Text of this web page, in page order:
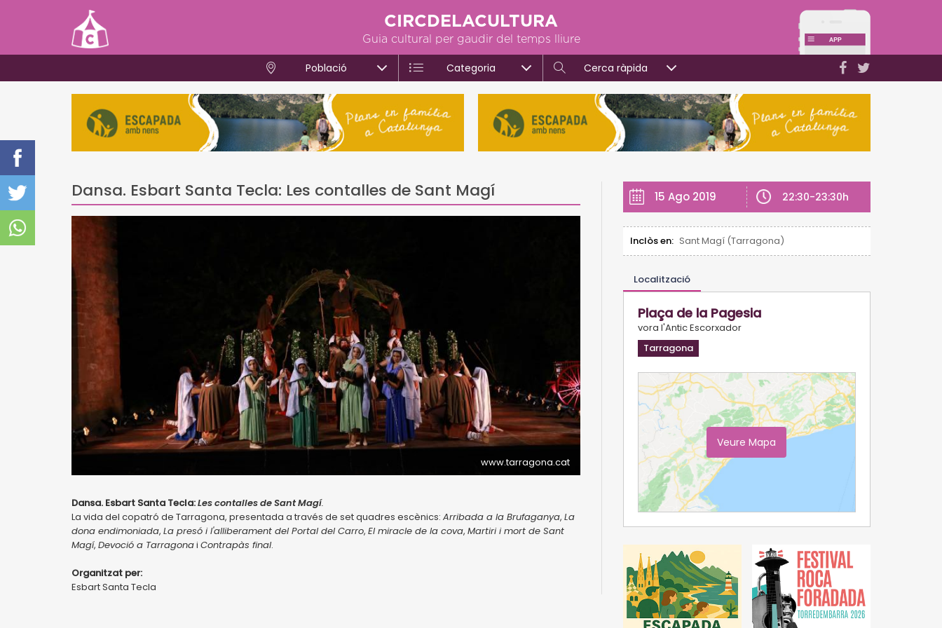
CIRCDELACULTURA
Guia cultural per gaudir del temps lliure
Població Categoria Cerca ràpida
Dansa. Esbart Santa Tecla: Les contalles de Sant Magí
www.tarragona.cat
Dansa. Esbart Santa Tecla:Les contalles de Sant Magí.
La vida del copatró de Tarragona, presentada a través de set quadres escènics: Arribada a la Brufaganya, La
dona endimoniada, La presó i l'alliberament del Portal del Carro, El miracle de la cova, Martiri i mort de Sant
Magí, Devoció a Tarragonai Contrapàs final.
Organitzat per:
Esbart Santa Tecla
15 Ago 2019 22:30-23:30h
Inclòs en: Sant Magí (Tarragona)
Localització
Plaça de la Pagesia
vora l'Antic Escorxador
Tarragona
Veure Mapa